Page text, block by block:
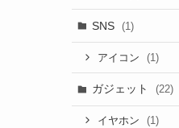
SNS (1)
アイコン (1)
ガジェット (22)
イヤホン (1)